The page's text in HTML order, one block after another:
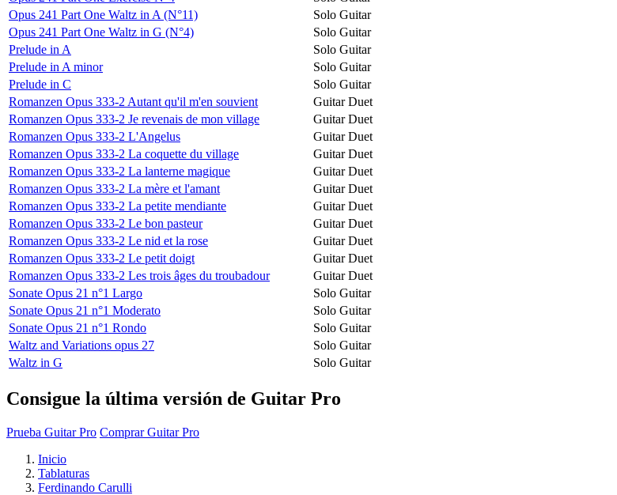
Opus 241 Part One Waltz in A (N°11)
Solo Guitar
Opus 241 Part One Waltz in G (N°4)
Solo Guitar
Prelude in A
Solo Guitar
Prelude in A minor
Solo Guitar
Prelude in C
Solo Guitar
Romanzen Opus 333-2 Autant qu'il m'en souvient
Guitar Duet
Romanzen Opus 333-2 Je revenais de mon village
Guitar Duet
Romanzen Opus 333-2 L'Angelus
Guitar Duet
Romanzen Opus 333-2 La coquette du village
Guitar Duet
Romanzen Opus 333-2 La lanterne magique
Guitar Duet
Romanzen Opus 333-2 La mère et l'amant
Guitar Duet
Romanzen Opus 333-2 La petite mendiante
Guitar Duet
Romanzen Opus 333-2 Le bon pasteur
Guitar Duet
Romanzen Opus 333-2 Le nid et la rose
Guitar Duet
Romanzen Opus 333-2 Le petit doigt
Guitar Duet
Romanzen Opus 333-2 Les trois âges du troubadour
Guitar Duet
Sonate Opus 21 n°1 Largo
Solo Guitar
Sonate Opus 21 n°1 Moderato
Solo Guitar
Sonate Opus 21 n°1 Rondo
Solo Guitar
Waltz and Variations opus 27
Solo Guitar
Waltz in G
Solo Guitar
Consigue la última versión de Guitar Pro
Prueba Guitar Pro Comprar Guitar Pro
Inicio
Tablaturas
Ferdinando Carulli